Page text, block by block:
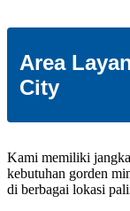
Area
City
Kami memiliki
kebutuhan gorden
di berbagai lokasi